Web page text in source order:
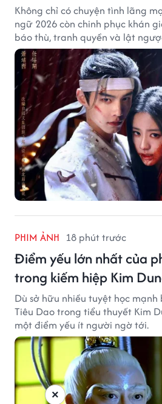
Không chỉ có chuyện tình lãng
ngữ 2026 còn chinh phục khán
báo thù, tranh quyền và lật
PHIM ẢNH 18 phút trước
Điểm yếu lớn nhất của
trong kiếm hiệp Kim
Dù sở hữu nhiều tuyệt học
Tiêu Dao trong tiểu thuyết Kim
một điểm yếu ít người ngờ tới.
×